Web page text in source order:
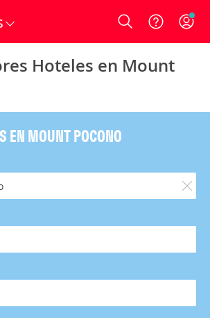
Login
Hoteles en Mount
EN MOUNT POCONO